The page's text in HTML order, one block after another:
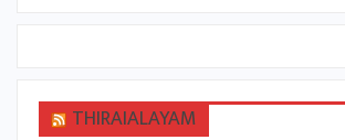
THIRAIALAYAM